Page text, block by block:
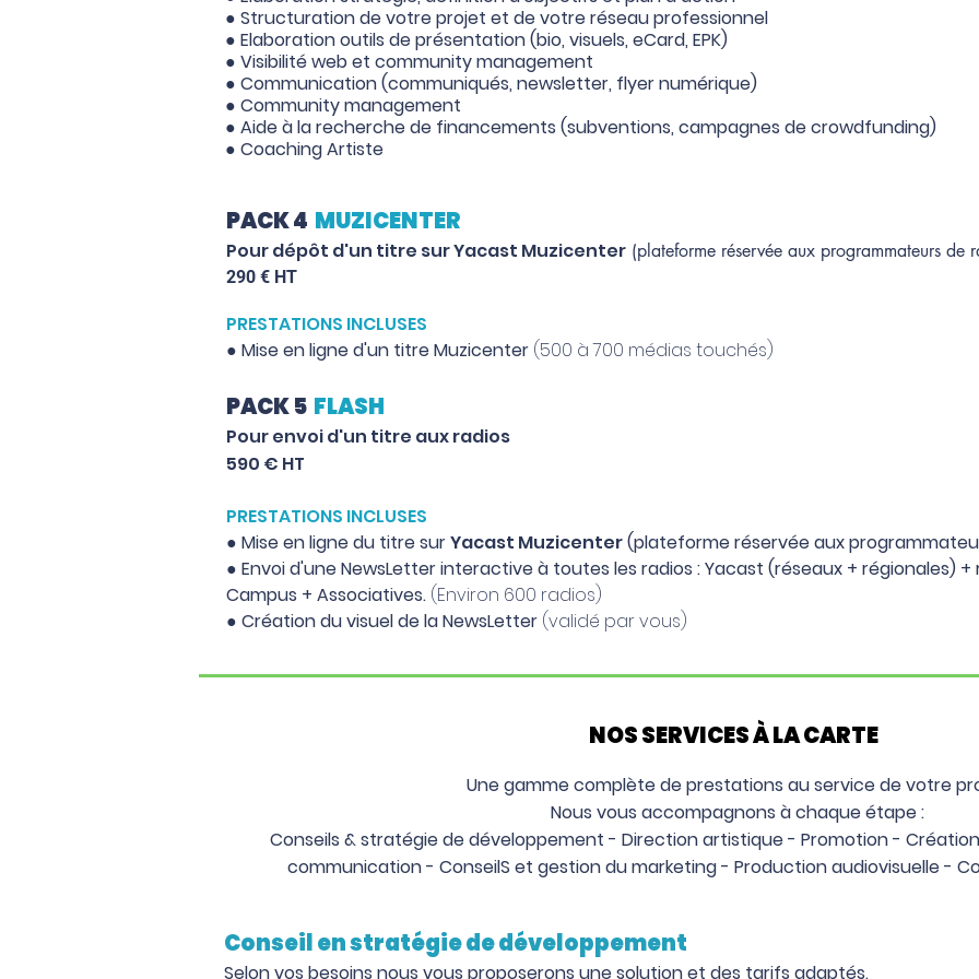
● Structuration de votre projet et de votre réseau professionnel
● Elaboration outils de présentation (bio, visuels, eCard, EPK)
● Visibilité web et community management
● Communication (communiqués, newsletter, flyer numérique)
● Community management
● Aide à la recherche de financements (subventions, campagnes de crowdfunding)
● Coaching Artiste
PACK 4 MUZICENTER
Pour dépôt d'un titre surYacast Muzicenter (plateforme réservée aux programmateurs de
290 € HT
PRESTATIONS INCLUSES
● Mise en ligne d'un titre Muzicenter (500 à 700 médias touchés)
PACK 5 FLASH
Pour envoi d'un titre aux radios
590 € HT
PRESTATIONS INCLUSES
● Mise en ligne du titre surYacast Muzicenter(plateformeréservéeaux
● Envoi d'une NewsLetter interactive à toutes les radios : Yacast (réseaux + régionales)
Campus + Associatives. (Environ 600 radios)
● Création du visuel de la NewsLetter (validé par vous)
NOS SERVICES À LA CARTE
Une gamme complète de prestations au service de votre
Nous vous accompagnons à chaque étape :
Conseils & stratégie de développement - Direction artistique - Promotion -
communication - ConseilS et gestion du marketing - Production audiovisuelle -
Conseil en stratégie de développement
Selon vos besoins nous vous proposerons une solution et des tarifs adaptés.